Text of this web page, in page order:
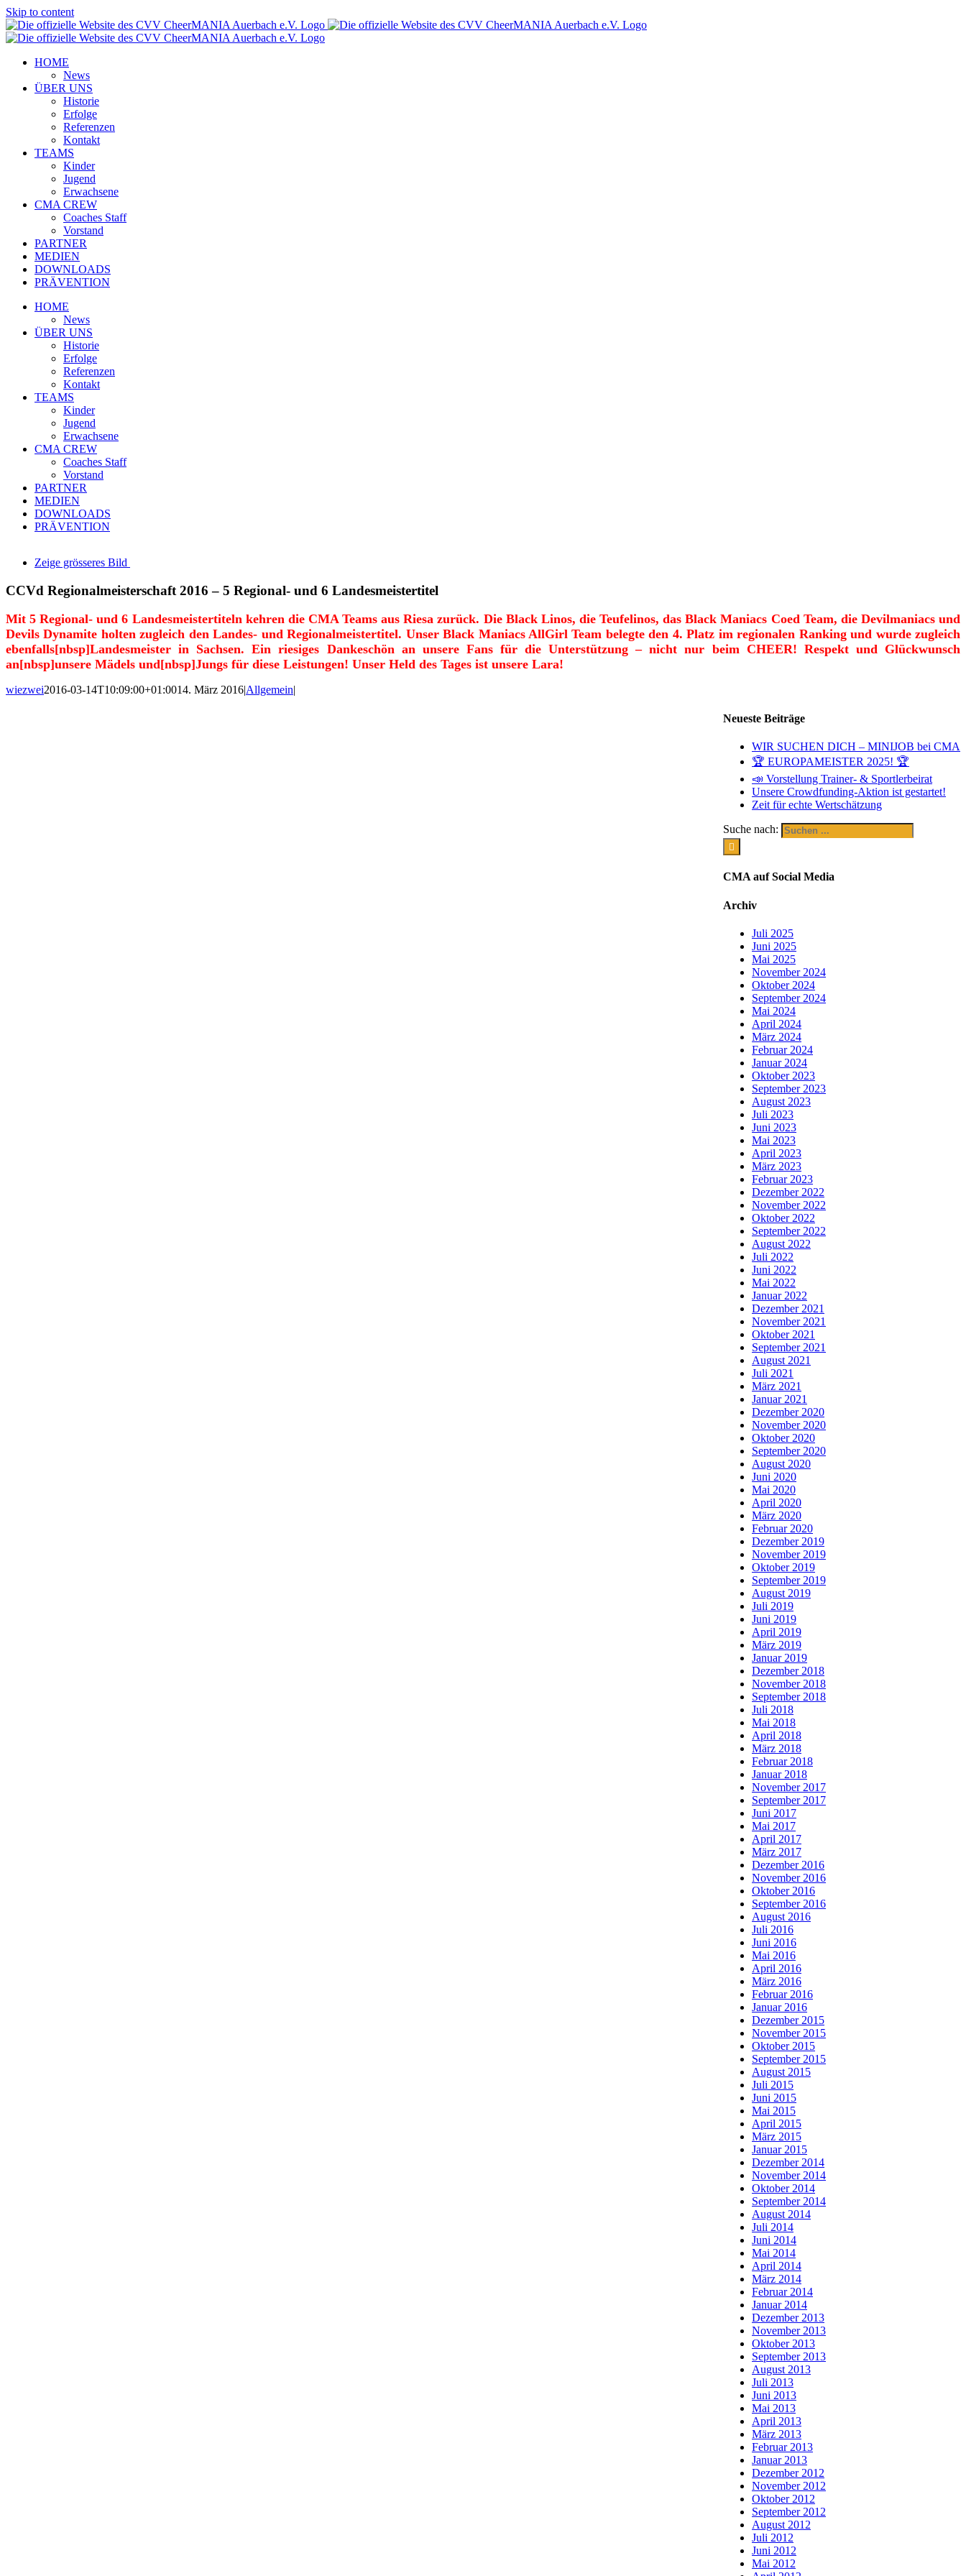
Skip to content
HOME
News
ÜBER UNS
Historie
Erfolge
Referenzen
Kontakt
TEAMS
Kinder
Jugend
Erwachsene
CMA CREW
Coaches Staff
Vorstand
PARTNER
MEDIEN
DOWNLOADS
PRÄVENTION
HOME
News
ÜBER UNS
Historie
Erfolge
Referenzen
Kontakt
TEAMS
Kinder
Jugend
Erwachsene
CMA CREW
Coaches Staff
Vorstand
PARTNER
MEDIEN
DOWNLOADS
PRÄVENTION
Zeige grösseres Bild
CCVd Regionalmeisterschaft 2016 – 5 Regional- und 6 Landesmeistertitel
Mit 5 Regional- und 6 Landesmeistertiteln kehren die CMA Teams aus Riesa zurück. Die Black Linos, die Teufelinos, das Black Maniacs Coed Team, die Devilmaniacs und
Devils Dynamite holten zugleich den Landes- und Regionalmeistertitel. Unser Black Maniacs AllGirl Team belegte den 4. Platz im regionalen Ranking und wurde zugleich
ebenfalls[nbsp]Landesmeister in Sachsen. Ein riesiges Dankeschön an unsere Fans für die Unterstützung – nicht nur beim CHEER! Respekt und Glückwunsch
an[nbsp]unsere Mädels und[nbsp]Jungs für diese Leistungen! Unser Held des Tages ist unsere Lara!
wiezwei2016-03-14T10:09:00+01:0014. März 2016|Allgemein|
Neueste Beiträge
WIR SUCHEN DICH – MINIJOB bei CMA
🏆 EUROPAMEISTER 2025! 🏆
📣 Vorstellung Trainer- & Sportlerbeirat
Unsere Crowdfunding-Aktion ist gestartet!
Zeit für echte Wertschätzung
Suche nach:
CMA auf Social Media
Archiv
Juli 2025
Juni 2025
Mai 2025
November 2024
Oktober 2024
September 2024
Mai 2024
April 2024
März 2024
Februar 2024
Januar 2024
Oktober 2023
September 2023
August 2023
Juli 2023
Juni 2023
Mai 2023
April 2023
März 2023
Februar 2023
Dezember 2022
November 2022
Oktober 2022
September 2022
August 2022
Juli 2022
Juni 2022
Mai 2022
Januar 2022
Dezember 2021
November 2021
Oktober 2021
September 2021
August 2021
Juli 2021
März 2021
Januar 2021
Dezember 2020
November 2020
Oktober 2020
September 2020
August 2020
Juni 2020
Mai 2020
April 2020
März 2020
Februar 2020
Dezember 2019
November 2019
Oktober 2019
September 2019
August 2019
Juli 2019
Juni 2019
April 2019
März 2019
Januar 2019
Dezember 2018
November 2018
September 2018
Juli 2018
Mai 2018
April 2018
März 2018
Februar 2018
Januar 2018
November 2017
September 2017
Juni 2017
Mai 2017
April 2017
März 2017
Dezember 2016
November 2016
Oktober 2016
September 2016
August 2016
Juli 2016
Juni 2016
Mai 2016
April 2016
März 2016
Februar 2016
Januar 2016
Dezember 2015
November 2015
Oktober 2015
September 2015
August 2015
Juli 2015
Juni 2015
Mai 2015
April 2015
März 2015
Januar 2015
Dezember 2014
November 2014
Oktober 2014
September 2014
August 2014
Juli 2014
Juni 2014
Mai 2014
April 2014
März 2014
Februar 2014
Januar 2014
Dezember 2013
November 2013
Oktober 2013
September 2013
August 2013
Juli 2013
Juni 2013
Mai 2013
April 2013
März 2013
Februar 2013
Januar 2013
Dezember 2012
November 2012
Oktober 2012
September 2012
August 2012
Juli 2012
Juni 2012
Mai 2012